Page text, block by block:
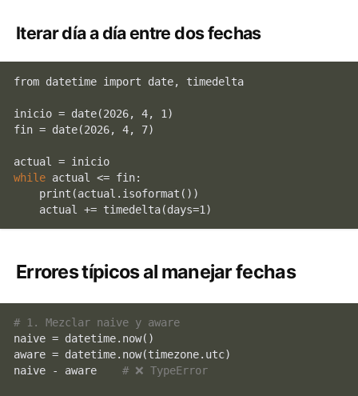
Iterar día a día entre dos fechas
from datetime import date, timedelta
inicio = date(2026, 4, 1)
fin = date(2026, 4, 7)
while actual <= fin:
print (actual.isoformat())
Errores típicos al manejar fechas
# 1. Mezclar naive y aware
naive = datetime.now()
aware = datetime.now(timezone.utc)
naive - aware # ❌ TypeError